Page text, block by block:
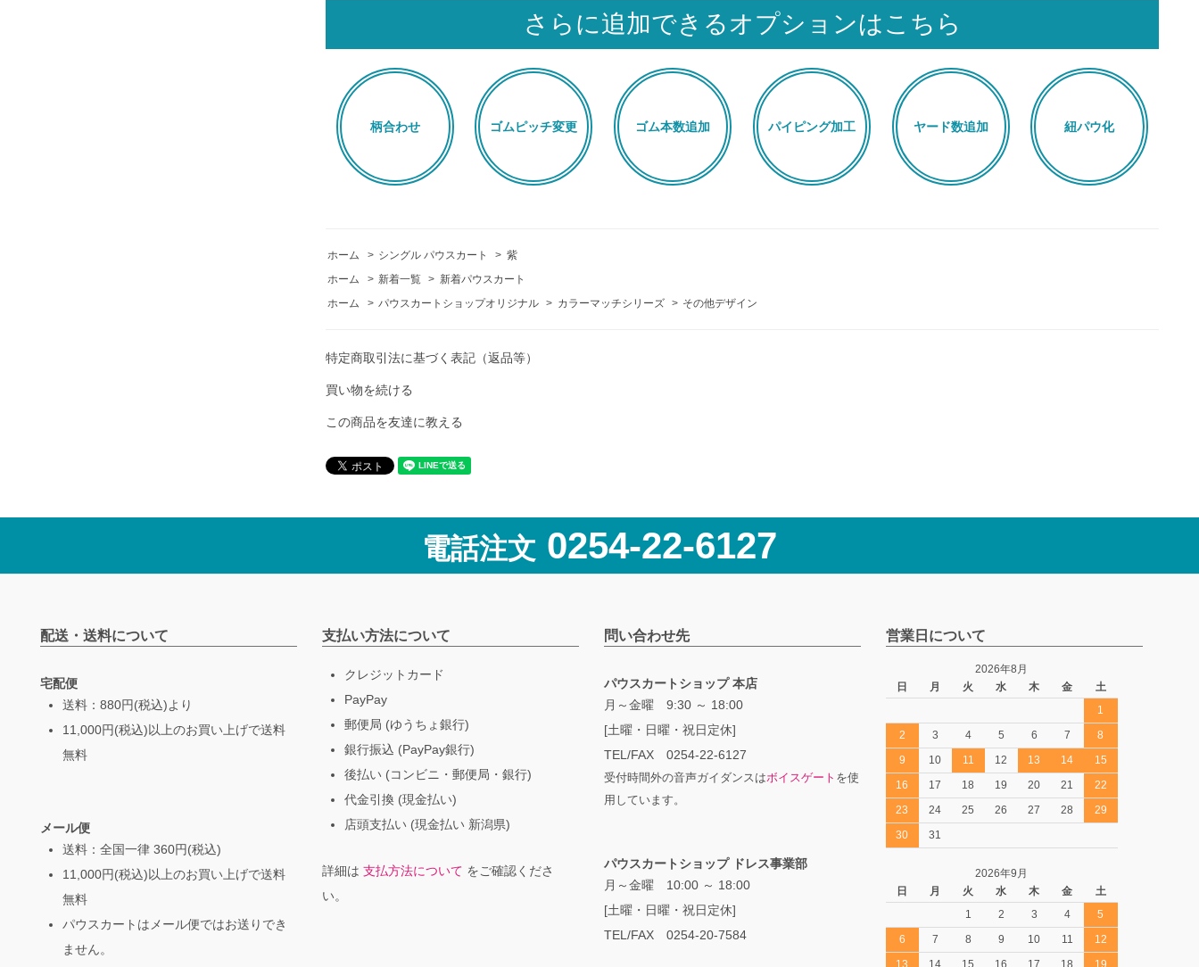
さらに追加できるオプションはこちら
柄合わせ ゴムピッチ変更 ゴム本数追加 パイピング加工 ヤード数追加 紐パウ化
ホーム > シングル パウスカート > 紫
ホーム
> 新着一覧 > 新着パウスカート
ホーム
> パウスカートショップオリジナル > カラーマッチシリーズ > その他デザイン
特定商取引法に基づく表記（返品等）
買い物を続ける
この商品を友達に教える
電話注文 0254-22-6127
配送・送料について
宅配便
送料：880円(税込)より
11,000円(税込)以上のお買い上げで送料
無料
メール便
送料：全国一律 360円(税込)
11,000円(税込)以上のお買い上げで送料
無料
パウスカートはメール便ではお送りでき
ません。
支払い方法について
クレジットカード
PayPay
郵便局 (ゆうちょ銀行)
銀行振込 (PayPay銀行)
後払い (コンビニ・郵便局・銀行)
代金引換 (現金払い)
店頭支払い (現金払い 新潟県)
詳細は 支払方法について をご確認くださ
い。
問い合わせ先
パウスカートショップ 本店
月～金曜 9:30 ～ 18:00
[土曜・日曜・祝日定休]
TEL/FAX 0254-22-6127
受付時間外の音声ガイダンスはボイスゲート を使
用しています。
パウスカートショップ ドレス事業部
月～金曜 10:00 ～ 18:00
[土曜・日曜・祝日定休]
TEL/FAX 0254-20-7584
営業日について
2026年8月
日
月 火 水 木 金
土
1
2
3 4 5 6 7
8
9
10 11 12 13 14
15
16
17 18 19 20 21
22
23
24 25 26 27 28
29
30
31
2026年9月
日
月 火 水 木 金
土
1
2 3 4
5
6
7 8 9 10 11
12
13
14 15 16 17 18 19